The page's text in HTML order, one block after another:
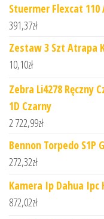
Stuermer Flexcat 110
391,37zł
Zestaw 3 Szt Atrapa
10,10zł
Zebra Li4278 Ręczny
1D Czarny
2 722,99zł
Bennon Torpedo S1P
272,32zł
Kamera Ip Dahua Ipc
872,02zł